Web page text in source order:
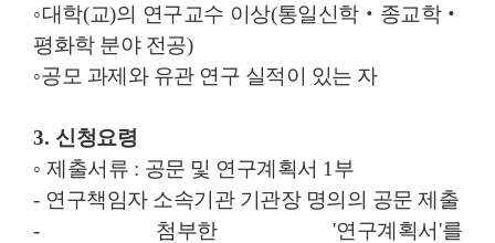
◦대학(교)의 연구교수 이상(통일신학‧ 종교학‧
평화학 분야 전공)
◦공모 과제와 유관 연구 실적이 있는 자
3. 신청요령
◦ 제출서류 : 공문 및 연구계획서 1 부
- 연구책임자 소속기관 기관장 명의의 공문 제출
-
첨부한 '연구계획서'를